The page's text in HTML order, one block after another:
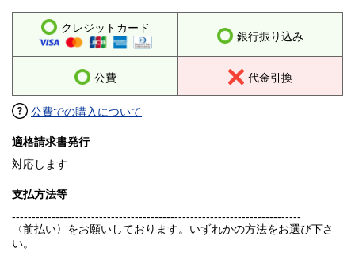
クレジットカード
銀行振り込み
公費 代金引換
公費での購入について
適格請求書発行
対応します
支払方法等
-------------------------------------------------------------------------
〈前払い〉をお願いしております。いずれかの方法をお選び下さ
い。